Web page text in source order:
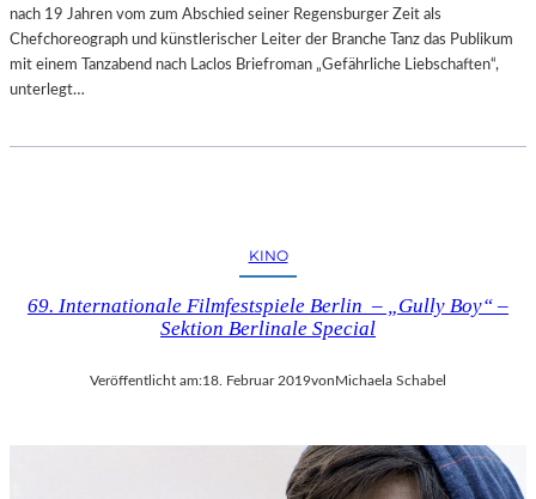
nach 19 Jahren vom zum Abschied seiner Regensburger Zeit als
Chefchoreograph und künstlerischer Leiter der Branche Tanz das Publikum
mit einem Tanzabend nach Laclos Briefroman „Gefährliche Liebschaften“,
unterlegt…
KINO
69. Internationale Filmfestspiele Berlin – „Gully Boy“ –
Sektion Berlinale Special
Veröffentlicht am:18. Februar 2019vonMichaela Schabel